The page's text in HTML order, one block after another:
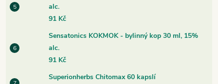
alc.
91 Kč
Sensatonics KOKMOK - bylinný kop 30 ml, 15%
alc.
91 Kč
Superionherbs Chitomax 60 kapslí